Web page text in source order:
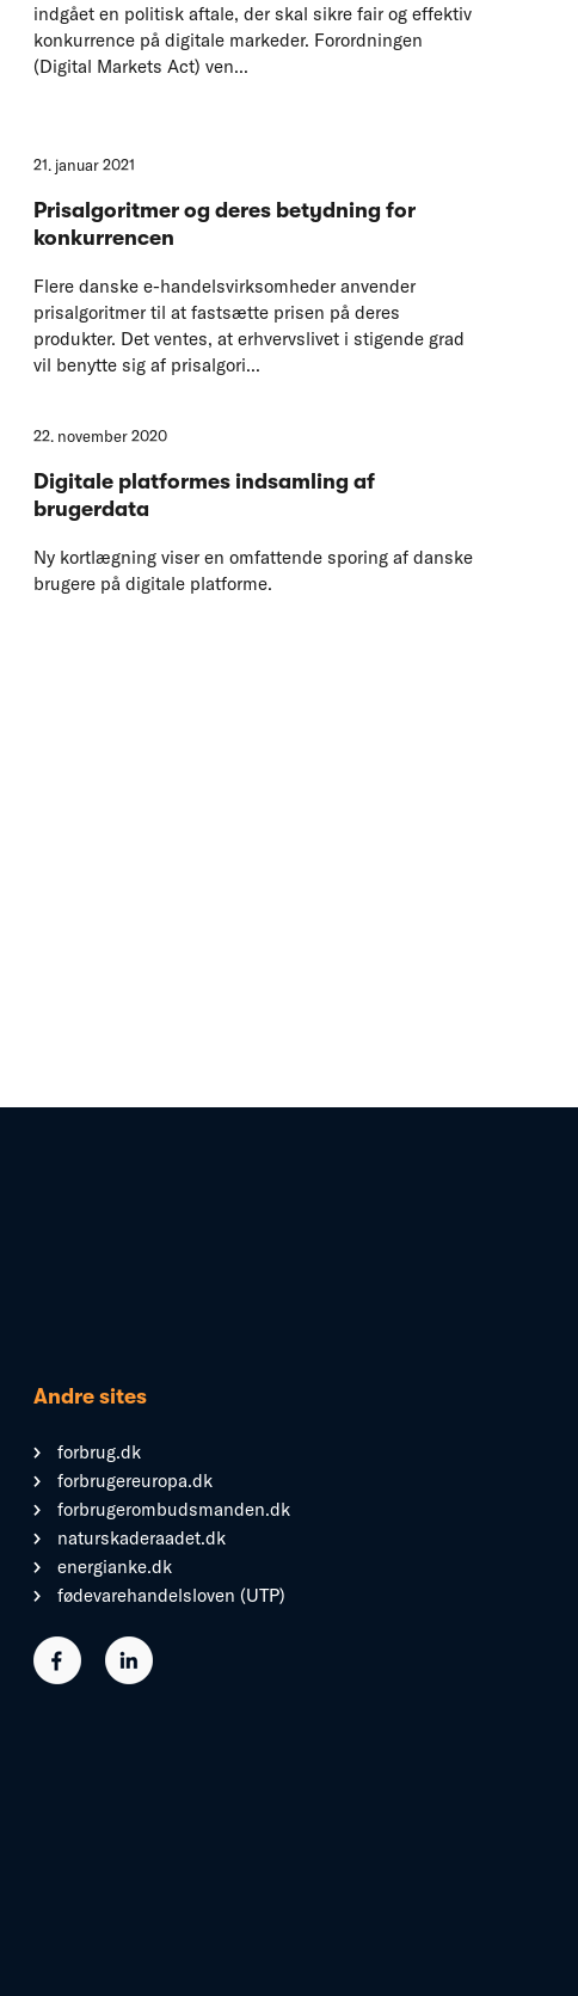
indgået en politisk aftale, der skal sikre fair og effektiv
konkurrence på digitale markeder. Forordningen
(Digital Markets Act) ven...
21. januar 2021
Prisalgoritmer og deres betydning for
konkurrencen
Flere danske e-handelsvirksomheder anvender
prisalgoritmer til at fastsætte prisen på deres
produkter. Det ventes, at erhvervslivet i stigende grad
vil benytte sig af prisalgori...
22. november 2020
Digitale platformes indsamling af
brugerdata
Ny kortlægning viser en omfattende sporing af danske
brugere på digitale platforme.
Andre sites
forbrug.dk
forbrugereuropa.dk
forbrugerombudsmanden.dk
naturskaderaadet.dk
energianke.dk
fødevarehandelsloven (UTP)